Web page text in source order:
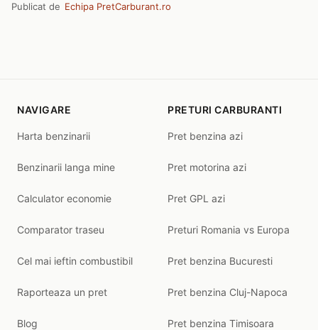
Publicat de Echipa PretCarburant.ro
NAVIGARE
Harta benzinarii
Benzinarii langa mine
Calculator economie
Comparator traseu
Cel mai ieftin combustibil
Raporteaza un pret
Blog
PRETURI CARBURANTI
Pret benzina azi
Pret motorina azi
Pret GPL azi
Preturi Romania vs Europa
Pret benzina Bucuresti
Pret benzina Cluj-Napoca
Pret benzina Timisoara